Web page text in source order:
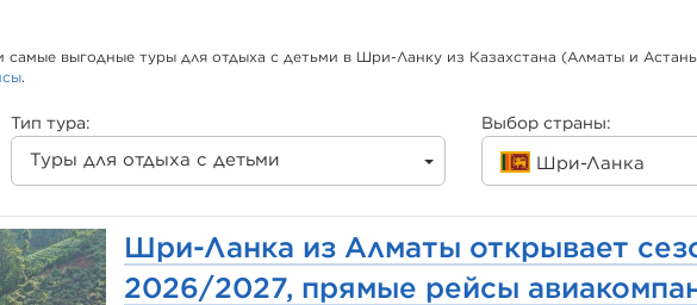
самые выгодные туры для отдыха с детьми в Шри-Ланку из Казахстана (Алматы и
.
Тип тура:
Туры для отдыха с детьми
Выбор страны:
Шри-Ланка
Шри-Ланка из Алматы открывает
2026/2027, прямые рейсы